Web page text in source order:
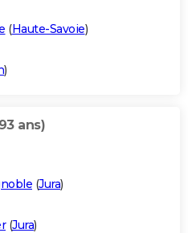
(Haute-Savoie)
)
ans)
(Jura)
(Jura)